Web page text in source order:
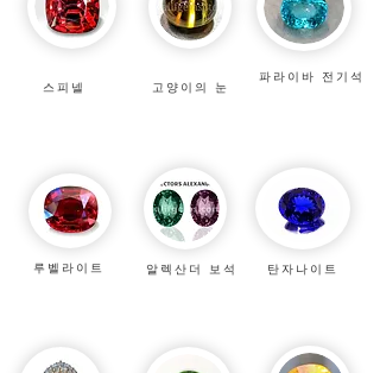
스피넬 고양이의 눈
파라이바 전기석
루벨라이트 알렉산더 보석 탄자나이트